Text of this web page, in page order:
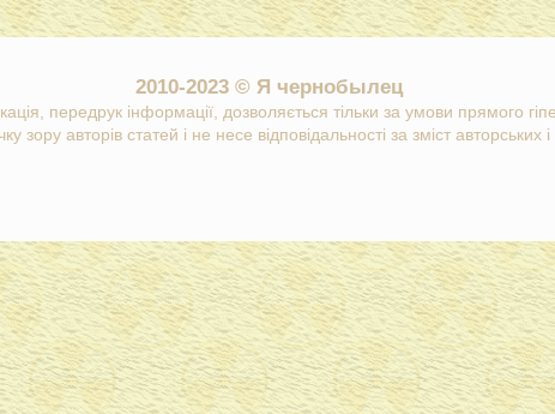
2010-2023 © Я чернобылец
передрук інформації, дозволяється тільки за умови прямого
зору авторів статей і не несе відповідальності за зміст авторських і